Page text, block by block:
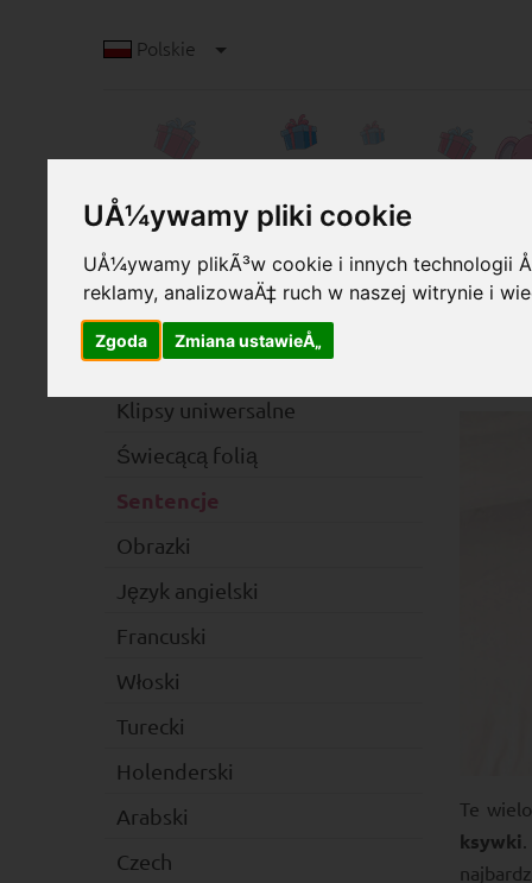
UÅ¼ywamy pliki cookie
UÅ¼ywamy plikÃ³w cookie i innych technologii
reklamy, analizowaÄ‡ ruch w naszej witrynie i
Zgoda Zmiana ustawieÅ„
Polskie
Te
ksywki
Kategorie
Klipsy
Klipsy uniwersalne
Świecącą folią
Sentencje
Obrazki
Język angielski
Francuski
Włoski
Turecki
Holenderski
Arabski
Czech